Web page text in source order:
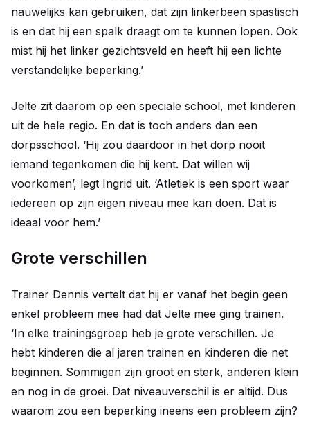
nauwelijks kan gebruiken, dat zijn linkerbeen spastisch
is en dat hij een spalk draagt om te kunnen lopen. Ook
mist hij het linker gezichtsveld en heeft hij een lichte
verstandelijke beperking.’
Jelte zit daarom op een speciale school, met kinderen
uit de hele regio. En dat is toch anders dan een
dorpsschool. ‘Hij zou daardoor in het dorp nooit
iemand tegenkomen die hij kent. Dat willen wij
voorkomen’, legt Ingrid uit. ‘Atletiek is een sport waar
iedereen op zijn eigen niveau mee kan doen. Dat is
ideaal voor hem.’
Grote verschillen
Trainer Dennis vertelt dat hij er vanaf het begin geen
enkel probleem mee had dat Jelte mee ging trainen.
‘In elke trainingsgroep heb je grote verschillen. Je
hebt kinderen die al jaren trainen en kinderen die net
beginnen. Sommigen zijn groot en sterk, anderen klein
en nog in de groei. Dat niveauverschil is er altijd. Dus
waarom zou een beperking ineens een probleem zijn?